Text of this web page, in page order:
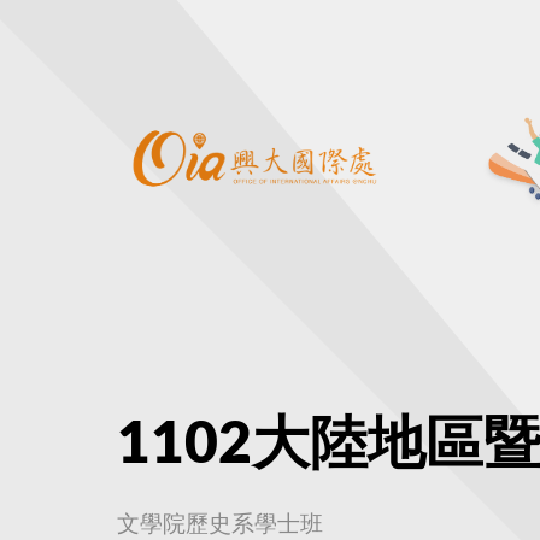
1102大陸地區
文學院歷史系學士班